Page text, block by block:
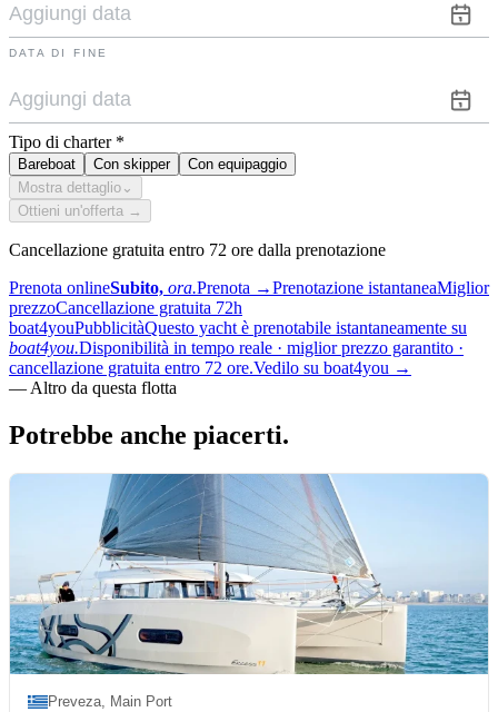
DATA DI FINE
Tipo di charter *
Bareboat Con skipper
Con equipaggio
Mostra dettaglio ⌄
Ottieni un'offerta →
Cancellazione gratuita entro 72 ore dalla prenotazione
Prenota onlineSubito, ora.Prenota →Prenotazione istantaneaMiglior
prezzoCancellazione gratuita 72h
boat4youPubblicitàQuesto yacht è prenotabile istantaneamente su
boat4you.Disponibilità in tempo reale · miglior prezzo garantito ·
cancellazione gratuita entro 72 ore.Vedilo su boat4you →
— Altro da questa flotta
Potrebbe anche piacerti.
Preveza, Main Port